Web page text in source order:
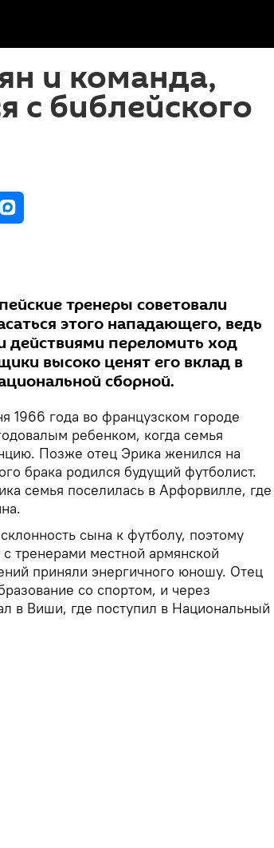
и команда,
с библейского
тренеры советовали
этого нападающего, ведь
действиями переломить ход
высоко ценят его вклад в
сборной.
1966 года во французском городе
ребенком, когда семья
Позже отец Эрика женился на
брака родился будущий футболист.
семья поселилась в Арфорвилле, где
сына к футболу, поэтому
тренерами местной армянской
приняли энергичного юношу. Отец
со спортом, и через
в Виши, где поступил в Национальный